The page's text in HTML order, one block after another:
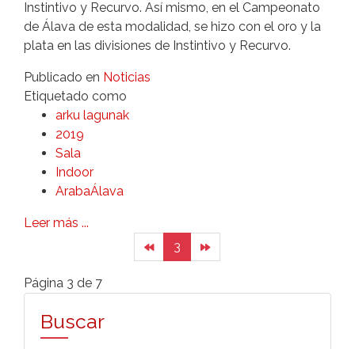
Instintivo y Recurvo. Así mismo, en el Campeonato
de Álava de esta modalidad, se hizo con el oro y la
plata en las divisiones de Instintivo y Recurvo.
Publicado en Noticias
Etiquetado como
arku lagunak
2019
Sala
Indoor
ArabaÁlava
Leer más ...
3
Página 3 de 7
Buscar